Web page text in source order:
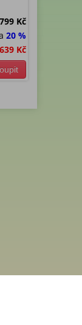
799 Kč
20 %
639 Kč